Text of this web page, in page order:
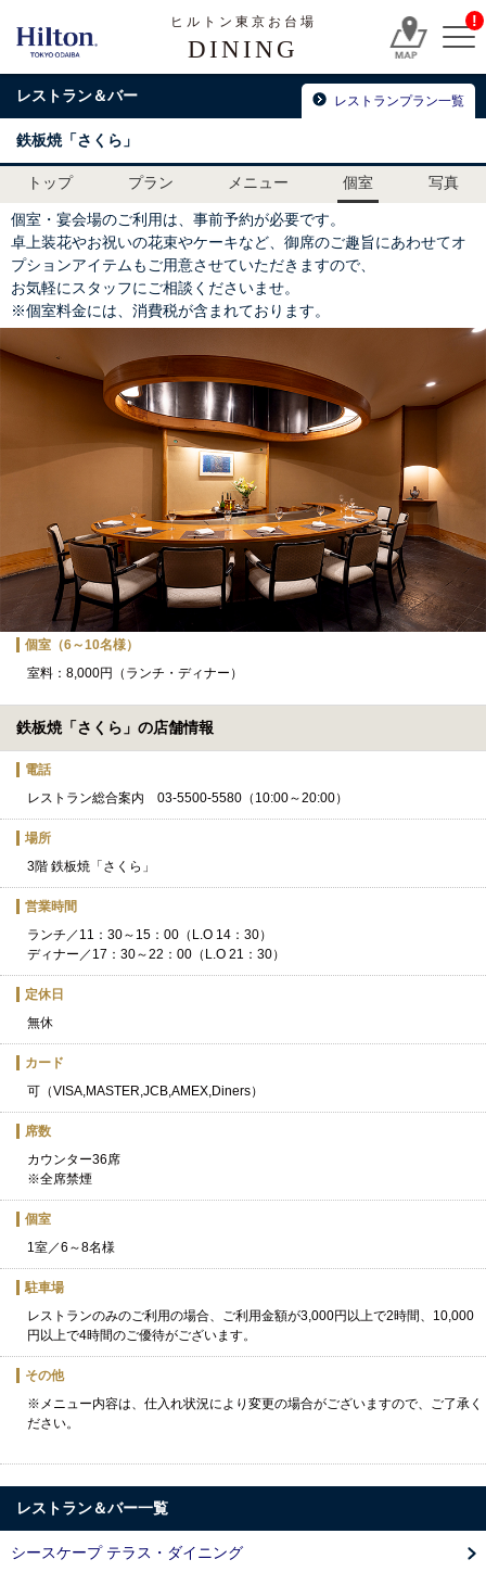
ヒルトン東京お台場
DINING
!
レストラン＆バー レストランプラン一覧
鉄板焼「さくら」
トップ プラン メニュー 個室 写真
個室・宴会場のご利用は、事前予約が必要です。
卓上装花やお祝いの花束やケーキなど、御席のご趣旨にあわせてオ
プションアイテムもご用意させていただきますので、
お気軽にスタッフにご相談くださいませ。
※個室料金には、消費税が含まれております。
個室（6～10名様）
室料：8,000円（ランチ・ディナー）
鉄板焼「さくら」の店舗情報
電話
レストラン総合案内 03-5500-5580（10:00～20:00）
場所
3階 鉄板焼「さくら」
営業時間
ランチ／11：30～15：00（L.O 14：30）
ディナー／17：30～22：00（L.O 21：30）
定休日
無休
カード
可（VISA,MASTER,JCB,AMEX,Diners）
席数
カウンター36席
※全席禁煙
個室
1室／6～8名様
駐車場
レストランのみのご利用の場合、ご利用金額が3,000円以上で2時間、10,000
円以上で4時間のご優待がございます。
その他
※メニュー内容は、仕入れ状況により変更の場合がございますので、ご了承く
ださい。
レストラン＆バー一覧
シースケープ テラス・ダイニング